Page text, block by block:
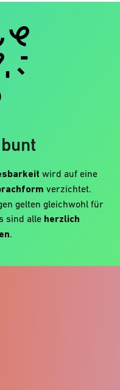
wird auf eine
verzichtet.
gelten gleichwohl für
sind alle herzlich